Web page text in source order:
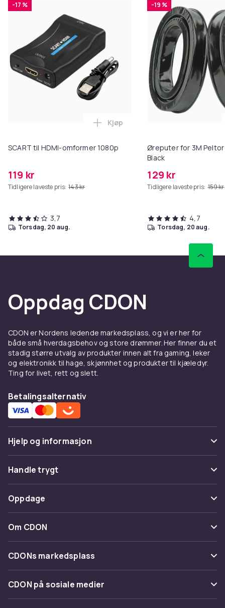
-17 %
SCART til HDMI-omformer 1080p
119 kr
Tidligere laveste pris: 143 kr
Legg SCART til HDMI-omformer
Kjøp
3,7
torsdag, 20 aug.
-19 %
Øreputer for 3M Peltor
Black
129 kr
Tidligere laveste pris: 159 kr
4,7
torsdag, 20 aug.
Oppdag CDON
CDON er Nordens ledende markedsplass, og vi er her for
både små hverdagsbehov og store drømmer. Her finner du et
stadig større utvalg av produkter innen alt fra gaming, leker
og elektronikk til hage, skjønnhet og produkter til kjæledyr.
Ting for livet, rett og slett.
Betalingsalternativ
Hjelp og informasjon
Vanlige spørsmål
Spor pakke
Angre & returner her
Kontakt oss
Handle trygt
Betaling
Levering
Tilbakekallinger
Oppdage
Kategorier
Varemerker
Om CDON
Om oss
Kundeanmeldelser
Jobbe på CDON
CDONs markedsplass
Merchant Help Center
CDON på sosiale medier